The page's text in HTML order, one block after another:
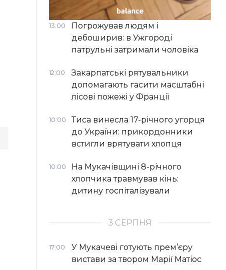
13:00
Погрожував людям і
дебоширив: в Ужгороді
патрульні затримали чоловіка
12:00
Закарпатські рятувальники
допомагають гасити масштабні
лісові пожежі у Франції
10:00
Тиса винесла 17-річного угорця
до України: прикордонники
встигли врятувати хлопця
10:00
На Мукачівщині 8-річного
хлопчика травмував кінь:
дитину госпіталізували
3 СЕРПНЯ
17:00
У Мукачеві готують прем’єру
вистави за твором Марії Матіос